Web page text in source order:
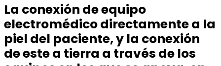
La conexión de equipo
electromédico directamente a la
piel del paciente, y la conexión
de este a tierra a través de los